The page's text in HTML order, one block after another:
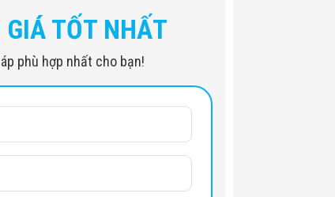
TỐT NHẤT
phù hợp nhất cho bạn!